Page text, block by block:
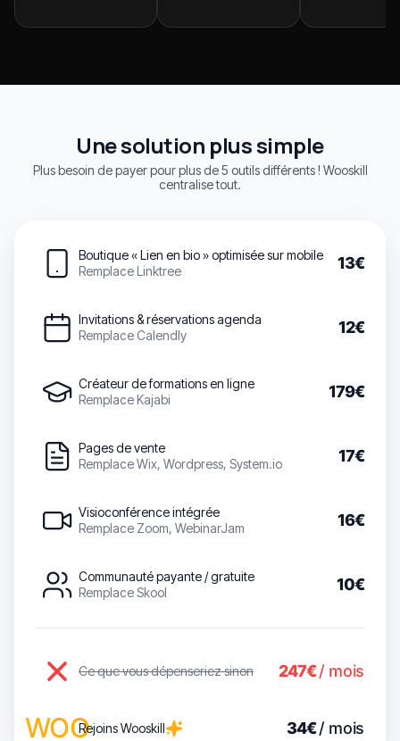
Une solution plus simple
Plus besoin de payer pour plus de 5 outils différents ! Wooskill
centralise tout.
Boutique « Lien en bio » optimisée sur mobile
Remplace Linktree
13€
Invitations & réservations agenda
Remplace Calendly
12€
Créateur de formations en ligne
Remplace Kajabi
179€
Pages de vente
Remplace Wix, Wordpress, System.io
17€
Visioconférence intégrée
Remplace Zoom, WebinarJam
16€
Communauté payante / gratuite
Remplace Skool
10€
Ce que vous dépenseriez sinon 247€/ mois
WOORejoins Wooskill 34€/ mois